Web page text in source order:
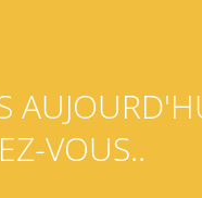
VOUS..